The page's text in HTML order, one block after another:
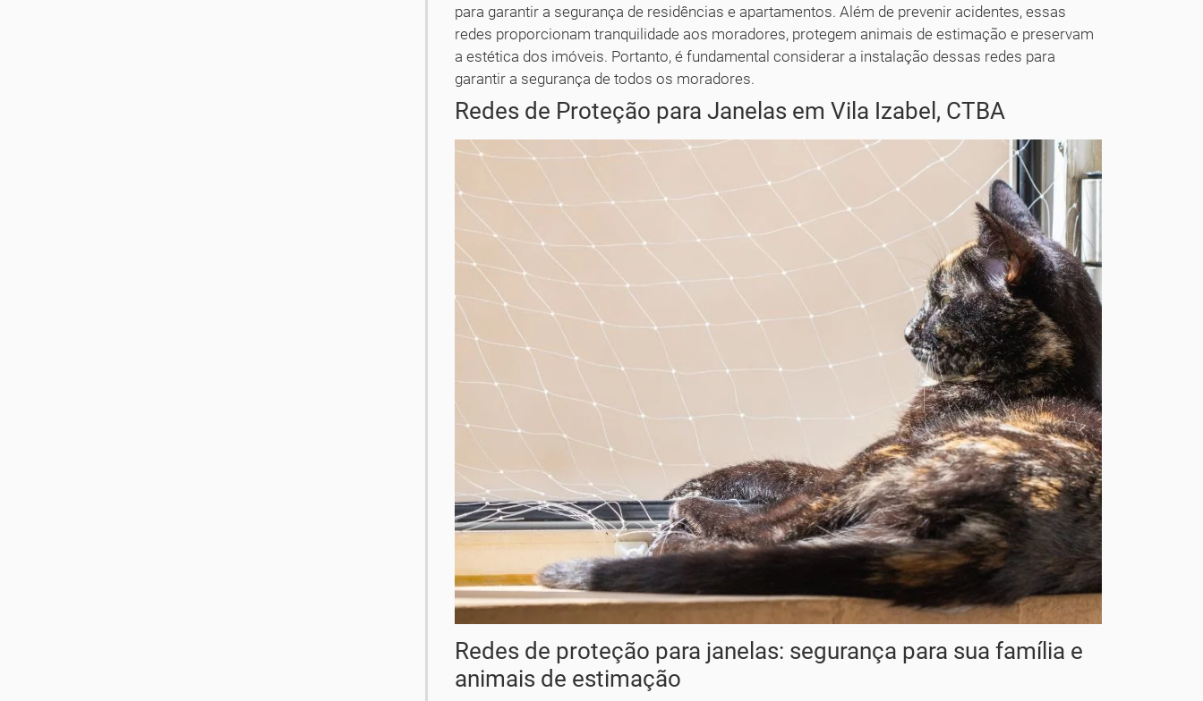
para garantir a segurança de residências e apartamentos. Além de prevenir acidentes, essas
redes proporcionam tranquilidade aos moradores, protegem animais de estimação e preservam
a estética dos imóveis. Portanto, é fundamental considerar a instalação dessas redes para
garantir a segurança de todos os moradores.
Redes de Proteção para Janelas em Vila Izabel, CTBA
Redes de proteção para janelas: segurança para sua família e
animais de estimação